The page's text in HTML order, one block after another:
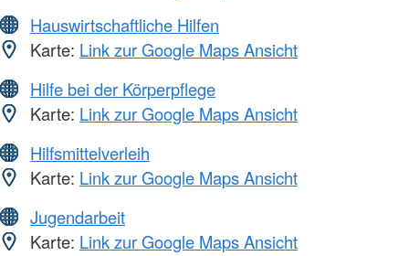
Hauswirtschaftliche Hilfen
Karte: Link zur Google Maps Ansicht
Hilfe bei der Körperpflege
Karte: Link zur Google Maps Ansicht
Hilfsmittelverleih
Karte: Link zur Google Maps Ansicht
Jugendarbeit
Karte: Link zur Google Maps Ansicht